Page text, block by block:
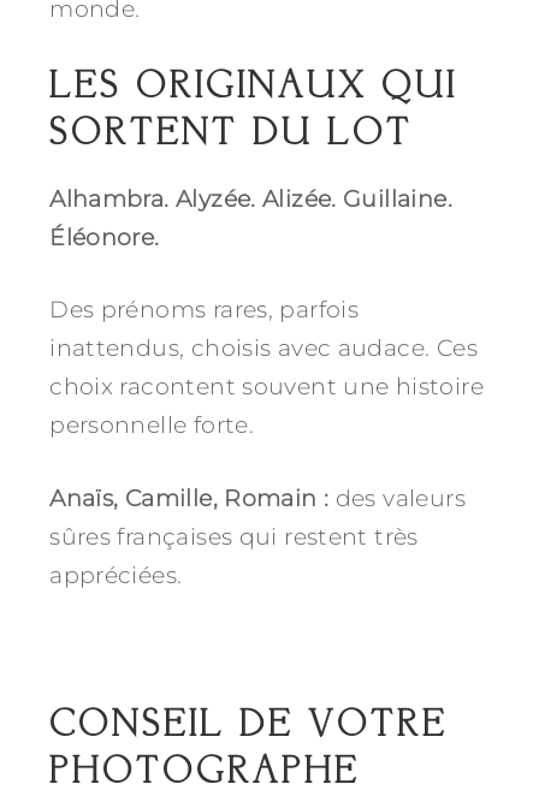
monde.
LES ORIGINAUX QUI
SORTENT DU LOT
Alhambra. Alyzée. Alizée. Guillaine.
Éléonore.
Des prénoms rares, parfois
inattendus, choisis avec audace. Ces
choix racontent souvent une histoire
personnelle forte.
Anaïs, Camille, Romain : des valeurs
sûres françaises qui restent très
appréciées.
CONSEIL DE VOTRE
PHOTOGRAPHE